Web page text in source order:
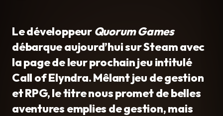
Le développeur Quorum Games
débarque aujourd’hui sur Steam avec
la page de leur prochain jeu intitulé
Call of Elyndra. Mêlant jeu de gestion
et RPG, le titre nous promet de belles
aventures emplies de gestion, mais